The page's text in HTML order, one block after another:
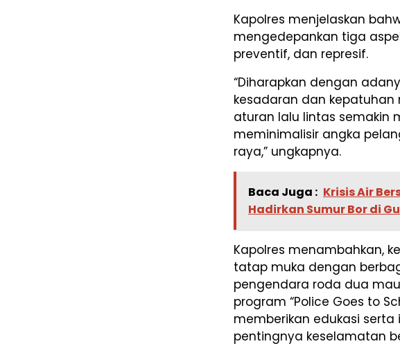
Kapolres menjelaskan
mengedepankan tiga
preventif, dan represif.
“Diharapkan dengan
kesadaran dan
aturan lalu lintas semakin
meminimalisir angka
raya,” ungkapnya.
Baca Juga : Krisis Air
Hadirkan Sumur Bor di
Kapolres menambahkan,
tatap muka dengan
pengendara roda dua
program “Police Goes to
memberikan edukasi
pentingnya keselamatan